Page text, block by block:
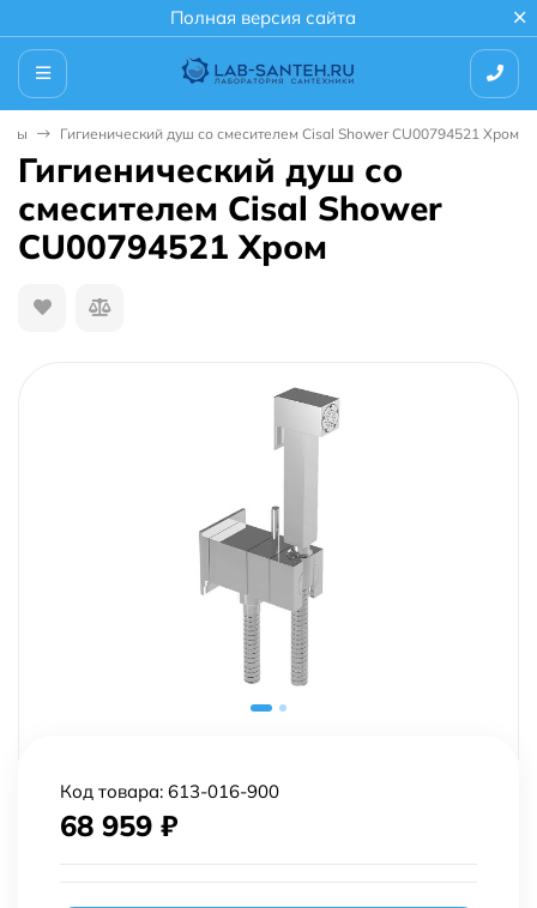
Полная версия сайта
Гигиенический душ со смесителем Cisal Shower CU00794521 Хром
Гигиенический душ со
смесителем Cisal Shower
CU00794521 Хром
Код товара: 613-016-900
68 959 ₽